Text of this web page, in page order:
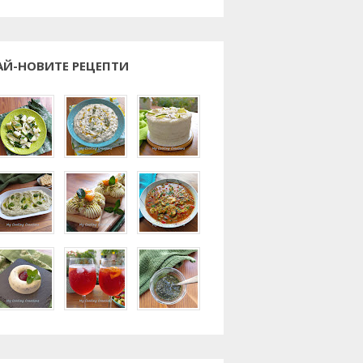
НОВИТЕ РЕЦЕПТИ